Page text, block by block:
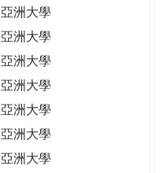
亞洲大學
亞洲大學
亞洲大學
亞洲大學
亞洲大學
亞洲大學
亞洲大學